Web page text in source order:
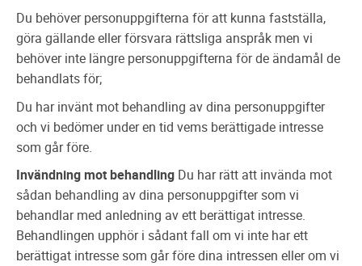
Du behöver personuppgifterna för att kunna fastställa,
göra gällande eller försvara rättsliga anspråk men vi
behöver inte längre personuppgifterna för de ändamål de
behandlats för;
Du har invänt mot behandling av dina personuppgifter
och vi bedömer under en tid vems berättigade intresse
som går före.
Invändning mot behandling Du har rätt att invända mot
sådan behandling av dina personuppgifter som vi
behandlar med anledning av ett berättigat intresse.
Behandlingen upphör i sådant fall om vi inte har ett
berättigat intresse som går före dina intressen eller om vi